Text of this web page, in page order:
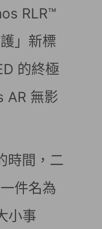
RLR™
」新標
的終極
AR 無影
時間，二
件名為
小事